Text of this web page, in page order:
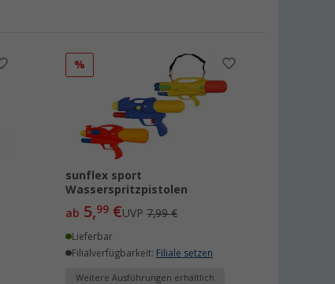
%
sunflex sport
Wasserspritzpistolen
ab 5,99 €UVP7,99 €
Lieferbar
Filialverfügbarkeit: Filiale setzen
Weitere Ausführungen erhältlich